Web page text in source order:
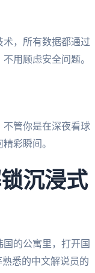
，所有数据都通过
用顾虑安全问题。
不管你是在深夜看球
彩瞬间。
沉浸式
的公寓里，打开国
悉的中文解说员的